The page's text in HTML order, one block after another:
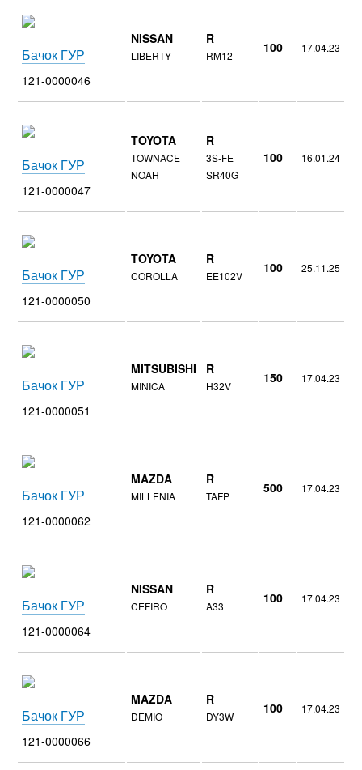
Бачок ГУР
121-0000046
NISSAN
LIBERTY
R
RM12
100 17.04.23
Бачок ГУР
121-0000047
TOYOTA
TOWNACE
NOAH
R
3S-FE
SR40G
100 16.01.24
Бачок ГУР
121-0000050
TOYOTA
COROLLA
R
EE102V
100 25.11.25
Бачок ГУР
121-0000051
MITSUBISHI
MINICA
R
H32V
150 17.04.23
Бачок ГУР
121-0000062
MAZDA
MILLENIA
R
TAFP
500 17.04.23
Бачок ГУР
121-0000064
NISSAN
CEFIRO
R
A33
100 17.04.23
Бачок ГУР
121-0000066
MAZDA
DEMIO
R
DY3W
100 17.04.23